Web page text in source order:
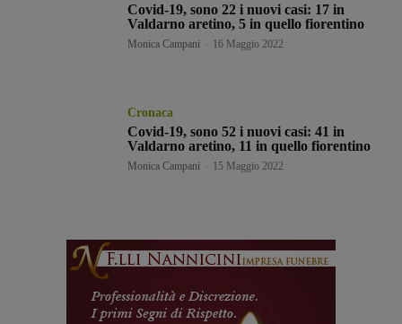
Covid-19, sono 22 i nuovi casi: 17 in
Valdarno aretino, 5 in quello fiorentino
Monica Campani 16 Maggio 2022
Cronaca
Covid-19, sono 52 i nuovi casi: 41 in
Valdarno aretino, 11 in quello fiorentino
Monica Campani 15 Maggio 2022